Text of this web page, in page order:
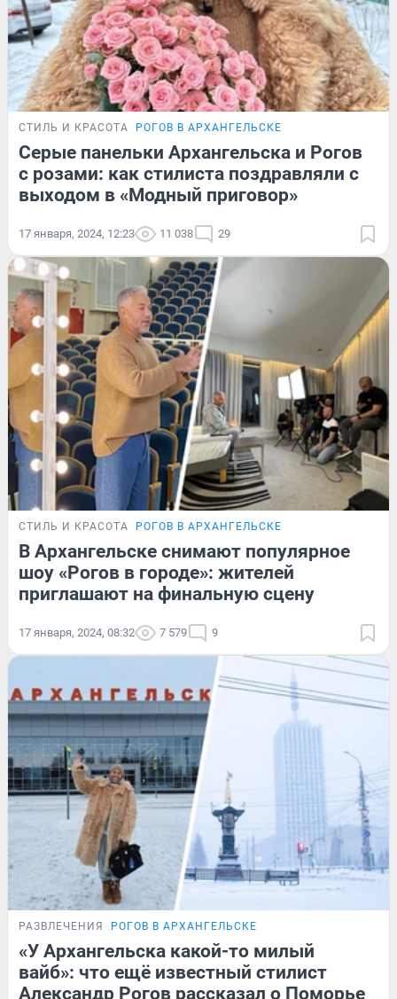
СТИЛЬ И КРАСОТА РОГОВ В АРХАНГЕЛЬСКЕ
Серые панельки Архангельска и Рогов
с розами: как стилиста поздравляли с
выходом в «Модный приговор»
17 января, 2024, 12:23 11 038 29
СТИЛЬ И КРАСОТА РОГОВ В АРХАНГЕЛЬСКЕ
В Архангельске снимают популярное
шоу «Рогов в городе»: жителей
приглашают на финальную сцену
17 января, 2024, 08:32 7 579 9
РАЗВЛЕЧЕНИЯ РОГОВ В АРХАНГЕЛЬСКЕ
«У Архангельска какой-то милый
вайб»: что ещё известный стилист
Александр Рогов рассказал о Поморье